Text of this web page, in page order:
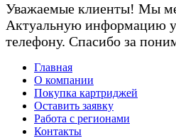
Уважаемые клиенты! Мы
Актуальную информацию
телефону. Спасибо за
Главная
О компании
Покупка картриджей
Оставить заявку
Работа с регионами
Контакты